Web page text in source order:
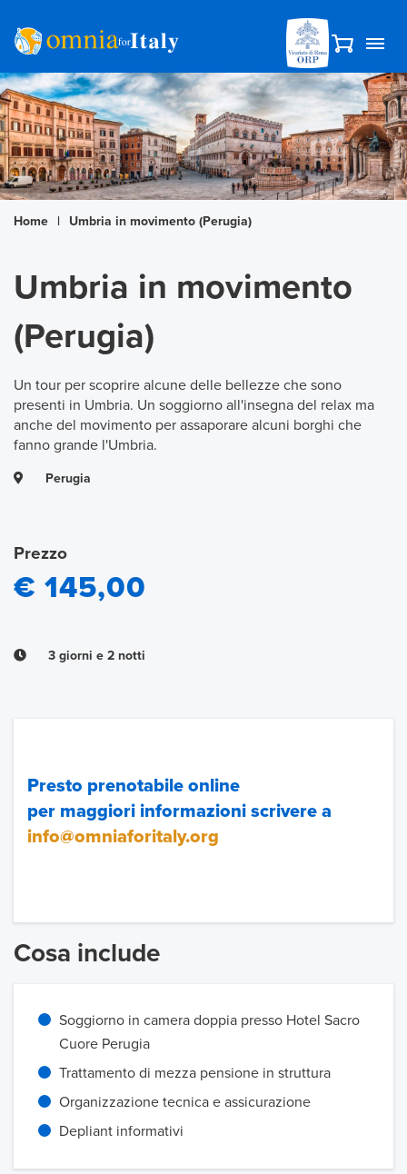
Home | Umbria in movimento (Perugia)
Umbria in movimento
(Perugia)
Un tour per scoprire alcune delle bellezze che sono
presenti in Umbria. Un soggiorno all'insegna del relax ma
anche del movimento per assaporare alcuni borghi che
fanno grande l'Umbria.
Perugia
Prezzo
€ 145,00
3 giorni e 2 notti
Presto prenotabile online
per maggiori informazioni scrivere a
info@omniaforitaly.org
Cosa include
Soggiorno in camera doppia presso Hotel Sacro
Cuore Perugia
Trattamento di mezza pensione in struttura
Organizzazione tecnica e assicurazione
Depliant informativi